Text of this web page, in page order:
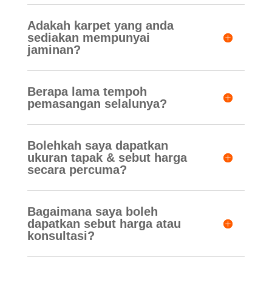
Adakah karpet yang anda
sediakan mempunyai
jaminan?
Berapa lama tempoh
pemasangan selalunya?
Bolehkah saya dapatkan
ukuran tapak & sebut harga
secara percuma?
Bagaimana saya boleh
dapatkan sebut harga atau
konsultasi?